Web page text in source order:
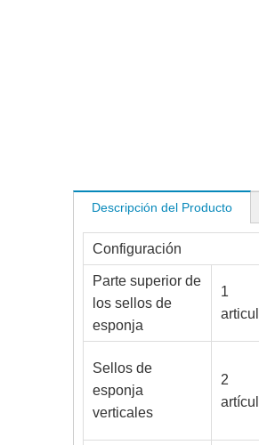
Descripción del Producto
Configuración
Parte superior de
los sellos de
esponja
1
Sellos de
esponja
verticales
2